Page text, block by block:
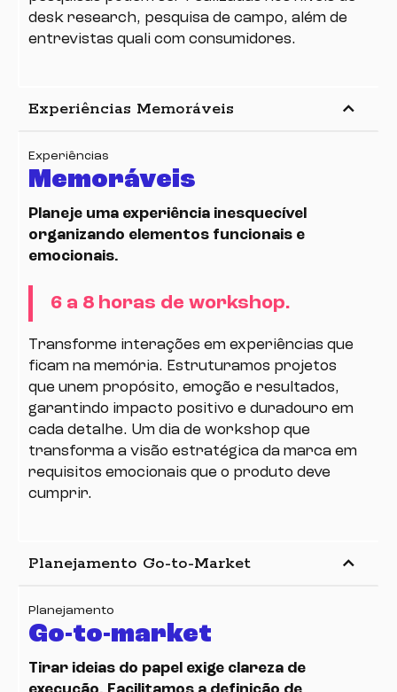
desk research, pesquisa de campo, além de
entrevistas quali com consumidores.
Experiências Memoráveis keyboard_arrow_up
Experiências
Memoráveis
Planeje uma experiência inesquecível
organizando elementos funcionais e
emocionais.
6 a 8 horas de workshop.
Transforme interações em experiências que
ficam na memória. Estruturamos projetos
que unem propósito, emoção e resultados,
garantindo impacto positivo e duradouro em
cada detalhe. Um dia de workshop que
transforma a visão estratégica da marca em
requisitos emocionais que o produto deve
cumprir.
Planejamento Go-to-Market keyboard_arrow_up
Planejamento
Go-to-market
Tirar ideias do papel exige clareza de